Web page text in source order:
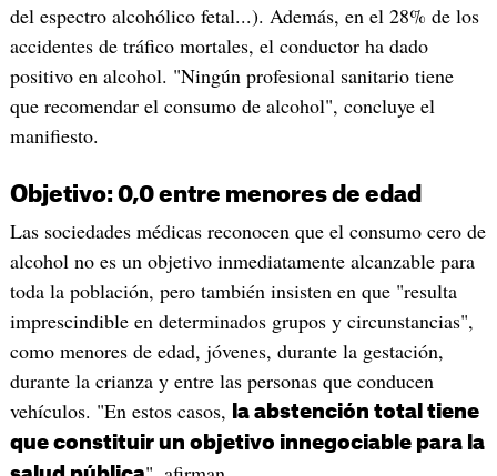
del espectro alcohólico fetal...). Además, en el 28% de los
accidentes de tráfico mortales, el conductor ha dado
positivo en alcohol. "Ningún profesional sanitario tiene
que recomendar el consumo de alcohol", concluye el
manifiesto.
Objetivo: 0,0 entre menores de edad
Las sociedades médicas reconocen que el consumo cero de
alcohol no es un objetivo inmediatamente alcanzable para
toda la población, pero también insisten en que "resulta
imprescindible en determinados grupos y circunstancias",
como menores de edad, jóvenes, durante la gestación,
durante la crianza y entre las personas que conducen
vehículos. "En estos casos,
la abstención total tiene
que constituir un objetivo innegociable para la